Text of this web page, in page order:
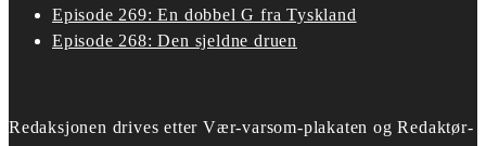
Episode 269: En dobbel G fra Tyskland
Episode 268: Den sjeldne druen
Redaksjonen drives etter Vær-varsom-plakaten og Redaktør-